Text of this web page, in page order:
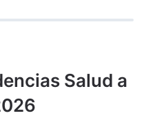
Salud a